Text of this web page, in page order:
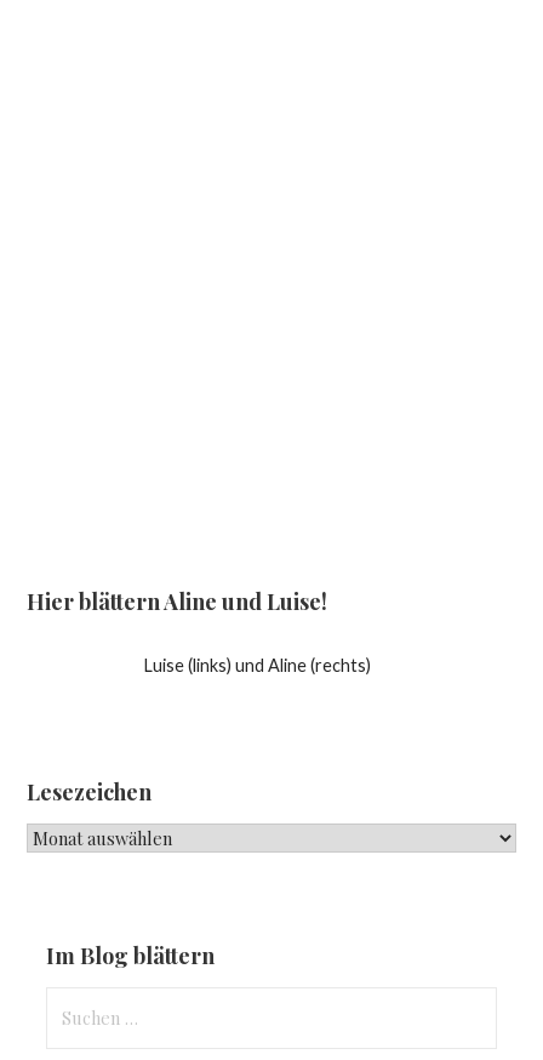
Hier blättern Aline und Luise!
Luise (links) und Aline (rechts)
Lesezeichen
Lesezeichen
Im Blog blättern
nach: